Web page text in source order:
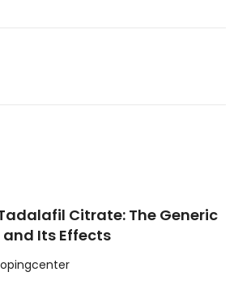
Citrate: The Generic
Its Effects